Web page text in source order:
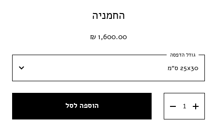
החמניה
1,600.00 ₪
25x30 ס״מ
50x60 ס״מ הוספה לסל